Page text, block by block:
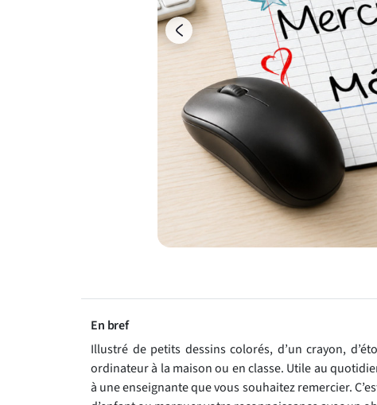
Précédent
En bref
Illustré de petits dessins colorés, d’un crayon,
ordinateur à la maison ou en classe. Utile au
à une enseignante que vous souhaitez remercier.